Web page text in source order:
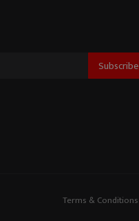
Subscribe
Terms & Conditions